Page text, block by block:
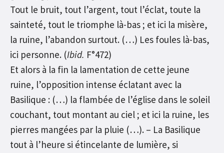
Tout le bruit, tout l’argent, tout l’éclat, toute la
sainteté, tout le triomphe là-bas ; et ici la misère,
la ruine, l’abandon surtout. (…) Les foules là-bas,
ici personne. (Ibid. F°472)
Et alors à la fin la lamentation de cette jeune
ruine, l’opposition intense éclatant avec la
Basilique : (…) la flambée de l’église dans le soleil
couchant, tout montant au ciel ; et ici la ruine, les
pierres mangées par la pluie (…). – La Basilique
tout à l’heure si étincelante de lumière, si